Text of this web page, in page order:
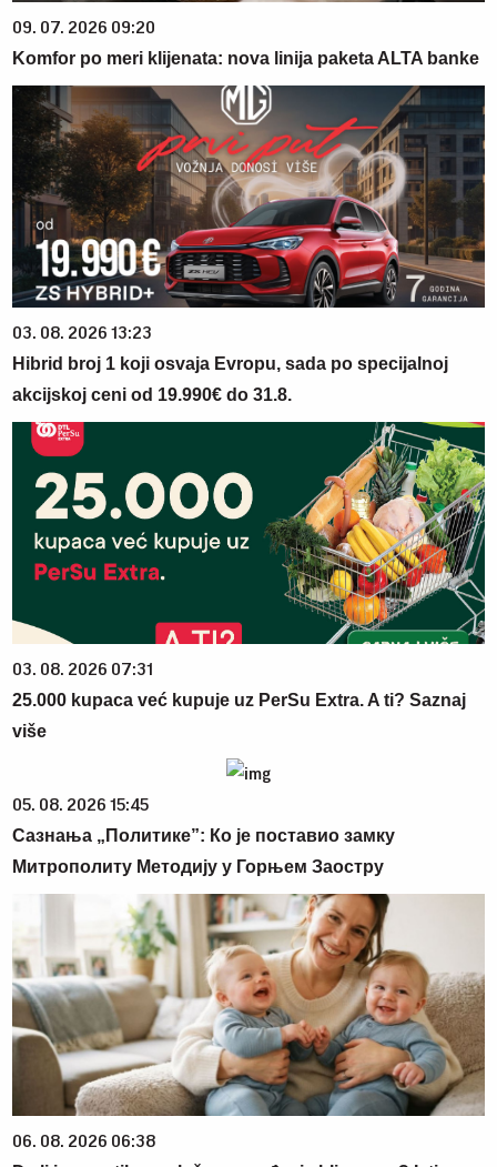
09. 07. 2026 09:20
Komfor po meri klijenata: nova linija paketa ALTA banke
03. 08. 2026 13:23
Hibrid broj 1 koji osvaja Evropu, sada po specijalnoj
akcijskoj ceni od 19.990€ do 31.8.
03. 08. 2026 07:31
25.000 kupaca već kupuje uz PerSu Extra. A ti? Saznaj
više
05. 08. 2026 15:45
Сазнања „Политике”: Ко је поставио замку
Митрополиту Методију у Горњем Заостру
06. 08. 2026 06:38